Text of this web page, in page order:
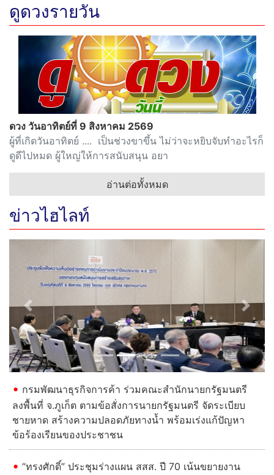
ดูดวงรายวัน
ดวง วันอาทิตย์ที่ 9 สิงหาคม 2569
ผู้ที่เกิดวันอาทิตย์ .... เป็นช่วงขาขึ้น ไม่ว่าจะหยิบจับทำอะไรก็
ดูดีไปหมด ผู้ใหญ่ให้การสนับสนุน อยา
อ่านต่อทั้งหมด
ข่าวไฮไลท์
Previous Next
กรมพัฒนาธุรกิจการค้า ร่วมคณะสำนักนายกรัฐมนตรี
ลงพื้นที่ จ.ภูเก็ต ตามข้อสั่งการนายกรัฐมนตรี จัดระเบียบ
ชายหาด สร้างความปลอดภัยทางน้ำ พร้อมเร่งแก้ปัญหา
ข้อร้องเรียนของประชาชน
“ทรงศักดิ์” ประชุมร่างแผน สสส. ปี 70 เน้นขยายงาน